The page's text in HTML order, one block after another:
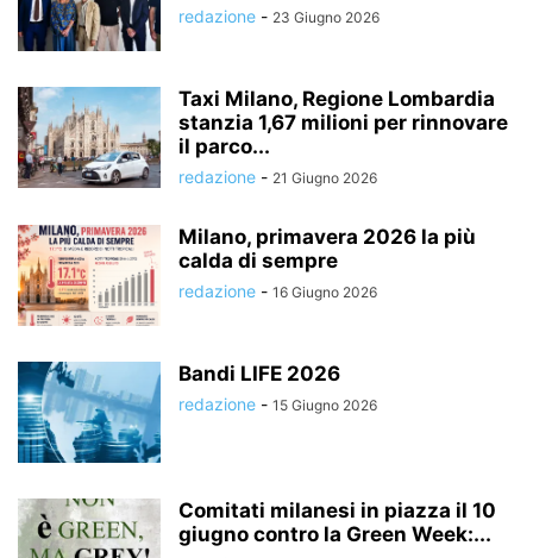
redazione - 23 Giugno 2026
Taxi Milano, Regione Lombardia
stanzia 1,67 milioni per rinnovare
il parco...
redazione - 21 Giugno 2026
Milano, primavera 2026 la più
calda di sempre
redazione - 16 Giugno 2026
Bandi LIFE 2026
redazione - 15 Giugno 2026
Comitati milanesi in piazza il 10
giugno contro la Green Week:...